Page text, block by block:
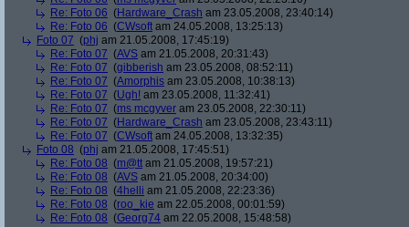
Re: Foto 06 (Hardware_Crash am 23.05.2008, 23:40:14)
Re: Foto 06 (CWsoft am 24.05.2008, 13:25:13)
Foto 07 (phj am 21.05.2008, 17:45:19)
Re: Foto 07 (AVS am 21.05.2008, 20:31:43)
Re: Foto 07 (gibberish am 23.05.2008, 08:52:11)
Re: Foto 07 (Amorphis am 23.05.2008, 10:38:13)
Re: Foto 07 (Ugh! am 23.05.2008, 11:32:41)
Re: Foto 07 (ms mcgyver am 23.05.2008, 22:30:11)
Re: Foto 07 (Hardware_Crash am 23.05.2008, 23:43:11)
Re: Foto 07 (CWsoft am 24.05.2008, 13:32:35)
Foto 08 (phj am 21.05.2008, 17:45:51)
Re: Foto 08 (m@tt am 21.05.2008, 19:57:21)
Re: Foto 08 (AVS am 21.05.2008, 20:34:00)
Re: Foto 08 (4helli am 21.05.2008, 22:23:36)
Re: Foto 08 (roo_kie am 22.05.2008, 00:01:59)
Re: Foto 08 (Georg74 am 22.05.2008, 15:48:58)